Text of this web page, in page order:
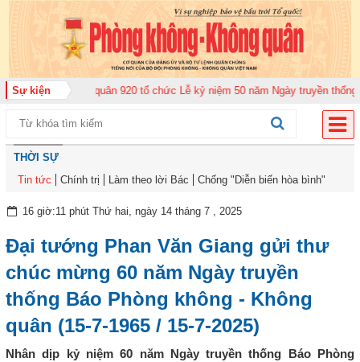
Sự kiện
đoàn Không quân 920 tổ chức Lễ kỷ niệm 50 năm Ngày truyền thống (12-
THỜI SỰ
Tin tức
Chính trị Làm theo lời Bác Chống "Diễn biến hòa bình"
16 giờ:11 phút Thứ hai, ngày 14 tháng 7 , 2025
Đại tướng Phan Văn Giang gửi thư
chúc mừng 60 năm Ngày truyền
thống Báo Phòng không - Không
quân (15-7-1965 / 15-7-2025)
Nhân dịp kỷ niệm 60 năm Ngày truyền thống Báo Phòng